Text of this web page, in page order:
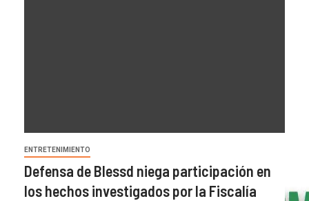
ENTRETENIMIENTO
Defensa de Blessd niega participación en
los hechos investigados por la Fiscalía